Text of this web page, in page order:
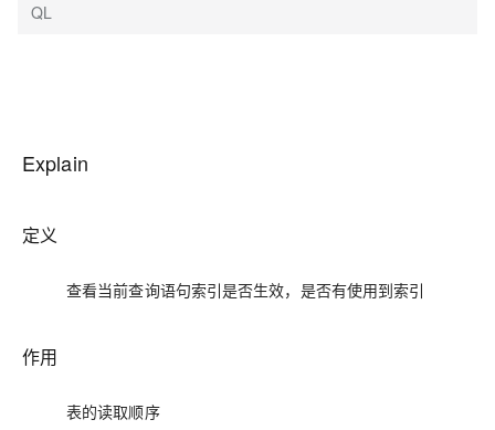
QL
Explain
定义
查看当前查询语句索引是否生效，是否有使用到索引
作用
表的读取顺序